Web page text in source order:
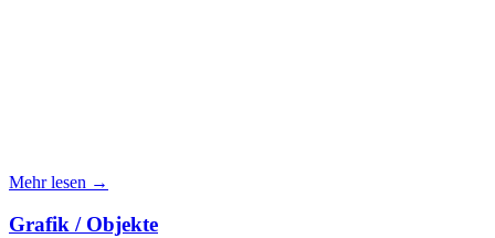
Mehr lesen →
Grafik / Objekte